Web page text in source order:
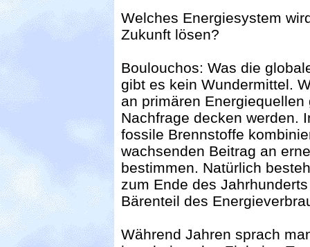
Welches Energiesystem
Zukunft lösen?
Boulouchos: Was die
gibt es kein Wundermittel.
an primären
Nachfrage decken werden.
fossile Brennstoffe
wachsenden Beitrag an
bestimmen. Natürlich
zum Ende des
Bärenteil des
Während Jahren sprach